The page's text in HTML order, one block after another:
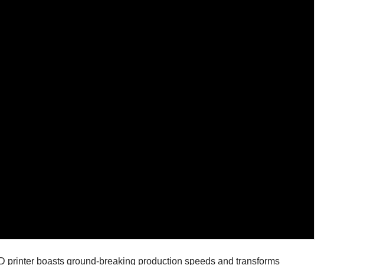
boasts ground-breaking production speeds and transforms